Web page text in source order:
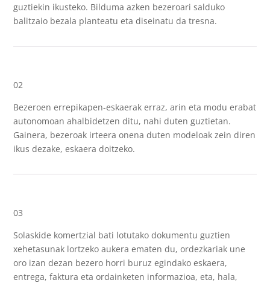
guztiekin ikusteko. Bilduma azken bezeroari salduko
balitzaio bezala planteatu eta diseinatu da tresna.
02
Bezeroen errepikapen-eskaerak erraz, arin eta modu erabat
autonomoan ahalbidetzen ditu, nahi duten guztietan.
Gainera, bezeroak irteera onena duten modeloak zein diren
ikus dezake, eskaera doitzeko.
03
Solaskide komertzial bati lotutako dokumentu guztien
xehetasunak lortzeko aukera ematen du, ordezkariak une
oro izan dezan bezero horri buruz egindako eskaera,
entrega, faktura eta ordainketen informazioa, eta, hala,